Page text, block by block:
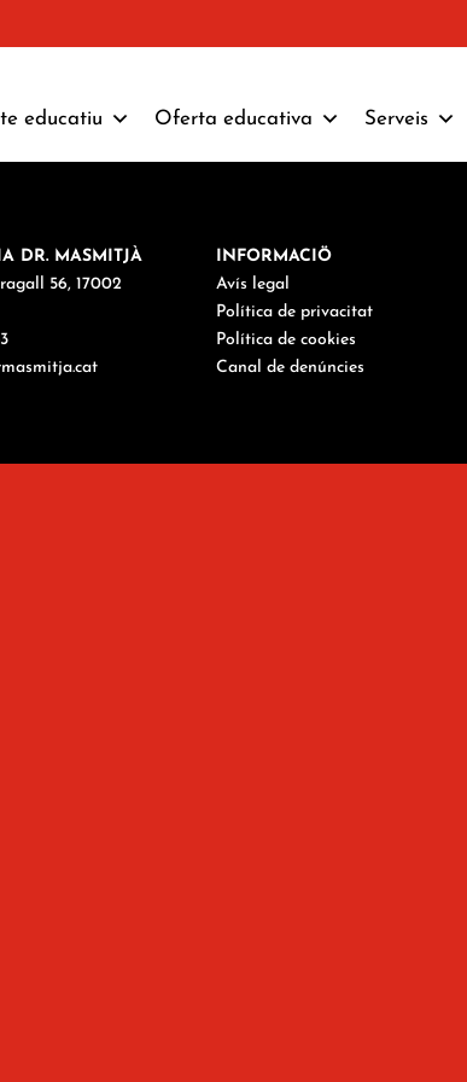
educatiu Oferta educativa Serveis
DR. MASMITJÀ
56, 17002
INFORMACIÖ
Avís legal
Política de privacitat
Política de cookies
Canal de denúncies